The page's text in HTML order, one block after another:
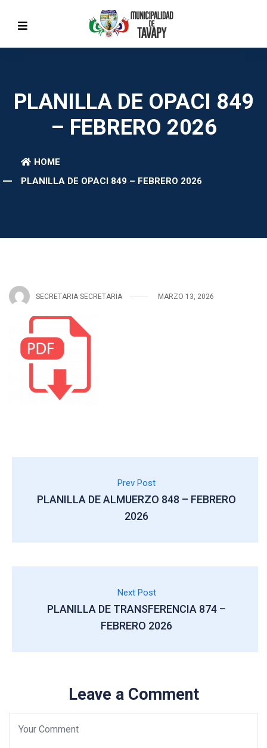
PLANILLA DE OPACI 849
– FEBRERO 2026
HOME
PLANILLA DE OPACI 849 – FEBRERO 2026
SECRETARIA SECRETARIA MARZO 13, 2026
Prev Post
PLANILLA DE ALMUERZO 848 – FEBRERO
2026
Next Post
PLANILLA DE TRANSFERENCIA 874 –
FEBRERO 2026
Leave a Comment